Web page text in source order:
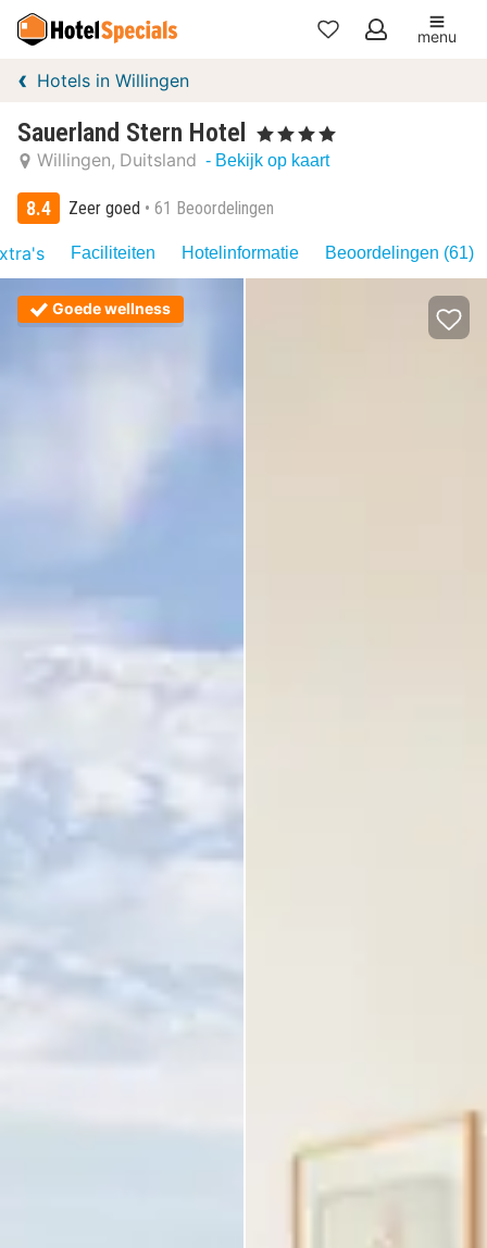
Mijn
menu
Hotels in Willingen
Sauerland Stern Hotel , 4 Sterren
Willingen Duitsland - Bekijk op kaart
8.4 Zeer goed 61 Beoordelingen
Faciliteiten Hotelinformatie Beoordelingen (61)
Goede wellness